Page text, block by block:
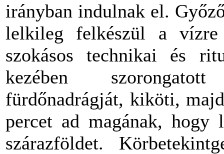
irányban indulnak el.
lelkileg felkészül a vízre
szokásos technikai és
kezében
fürdőnadrágját, kiköti,
percet ad magának, hogy
szárazföldet.